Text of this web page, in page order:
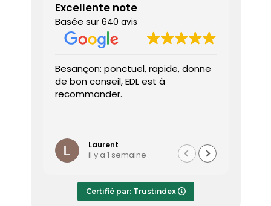
Excellente note
Basée sur 640 avis
Besançon: ponctuel, rapide, donne
de bon conseil, EDL est à
recommander.
Laurent
il y a 1 semaine
Certifié par: Trustindex